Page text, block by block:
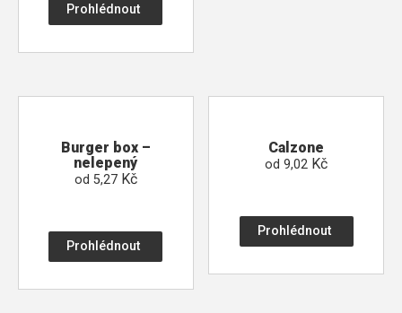
Prohlédnout
Burger box –
nelepený
od 5,27 Kč
Prohlédnout
Calzone
od9,02 Kč
Prohlédnout